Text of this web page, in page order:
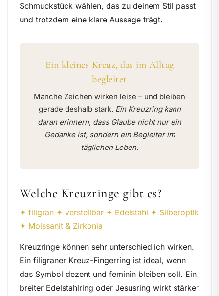
Schmuckstück wählen, das zu deinem Stil passt
und trotzdem eine klare Aussage trägt.
Ein kleines Kreuz, das im Alltag
begleitet
Manche Zeichen wirken leise – und bleiben
gerade deshalb stark. Ein Kreuzring kann
daran erinnern, dass Glaube nicht nur ein
Gedanke ist, sondern ein Begleiter im
täglichen Leben.
Welche Kreuzringe gibt es?
✦ filigran ✦ verstellbar ✦ Edelstahl ✦ Silberoptik
✦ Moissanit & Zirkonia
Kreuzringe können sehr unterschiedlich wirken.
Ein filigraner Kreuz-Fingerring ist ideal, wenn
das Symbol dezent und feminin bleiben soll. Ein
breiter Edelstahlring oder Jesusring wirkt stärker